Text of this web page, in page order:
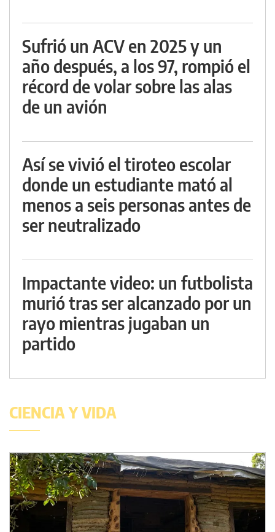
Sufrió un ACV en 2025 y un
año después, a los 97, rompió el
récord de volar sobre las alas
de un avión
Así se vivió el tiroteo escolar
donde un estudiante mató al
menos a seis personas antes de
ser neutralizado
Impactante video: un futbolista
murió tras ser alcanzado por un
rayo mientras jugaban un
partido
CIENCIA Y VIDA